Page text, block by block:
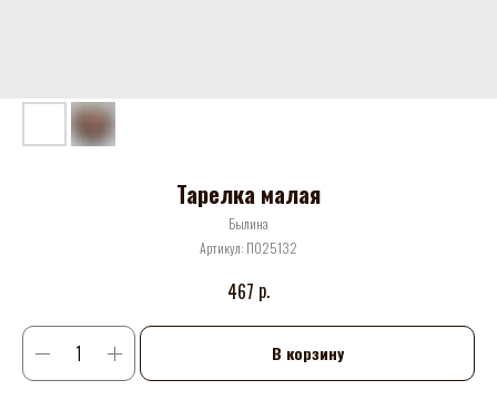
Тарелка малая
Былина
Артикул: П025132
467 р.
В корзину